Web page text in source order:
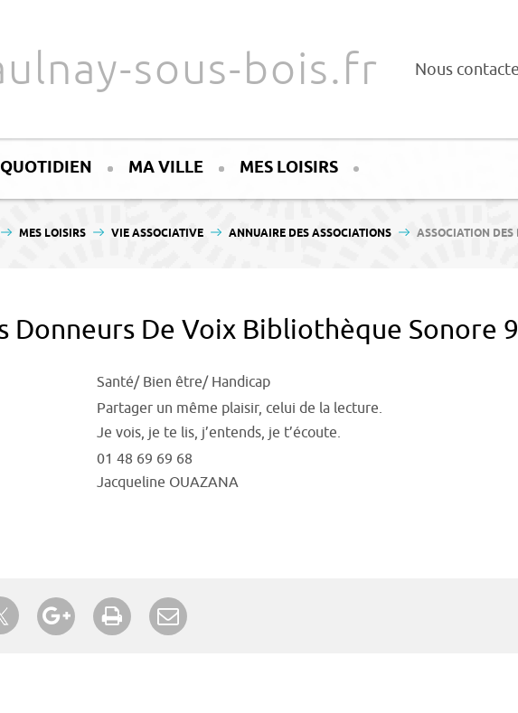
sous-bois.fr Nous
MA VILLE MES LOISIRS
ICI :MES LOISIRS VIE ASSOCIATIVE ANNUAIRE DES ASSOCIATIONS ASSOCIATION DES
Donneurs De Voix Bibliothèque Sonore
Santé/ Bien être/ Handicap
Partager un même plaisir, celui de la lecture.
Je vois, je te lis, j’entends, je t’écoute.
01 48 69 69 68
Jacqueline OUAZANA
sur Facebook
Partager sur TwitterPartager sur Google+
Imprimer